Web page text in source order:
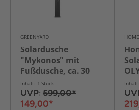
GREENYARD
Solardusche
"Mykonos" mit
Fußdusche, ca. 30
Liter - Schwarz
Inhalt: 1 Stück
UVP: 599,00*
149,00*